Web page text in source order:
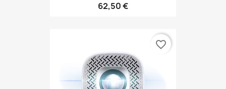
62,50 €
favorite_border